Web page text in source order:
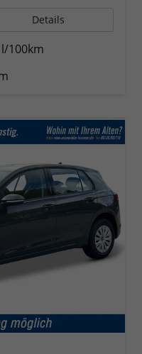
Details
100km